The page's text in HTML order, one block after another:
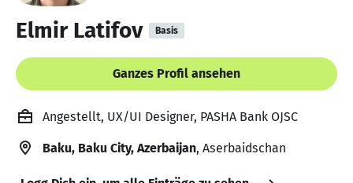
Elmir Latifov Basis
Ganzes Profil ansehen
Angestellt, UX/UI Designer, PASHA Bank OJSC
Baku, Baku City, Azerbaijan, Aserbaidschan